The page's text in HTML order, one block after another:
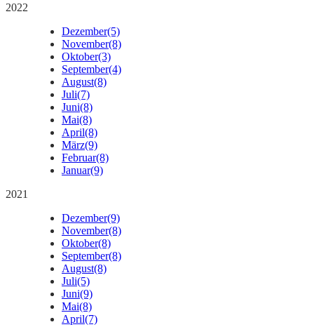
2022
Dezember(5)
November(8)
Oktober(3)
September(4)
August(8)
Juli(7)
Juni(8)
Mai(8)
April(8)
März(9)
Februar(8)
Januar(9)
2021
Dezember(9)
November(8)
Oktober(8)
September(8)
August(8)
Juli(5)
Juni(9)
Mai(8)
April(7)